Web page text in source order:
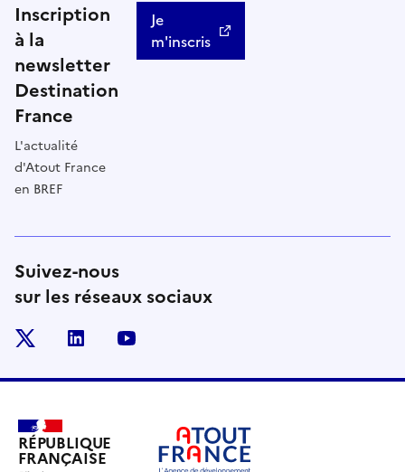
Inscription
à la
newsletter
Destination
France
L'actualité
d'Atout France
en BREF
Je
m'inscris
Suivez-nous
sur les réseaux sociaux
linkedin
RÉPUBLIQUE
FRANÇAISE